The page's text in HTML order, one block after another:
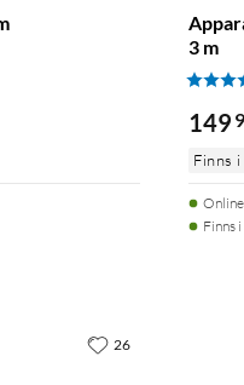
3 m
149
Finns
Online
Finns
26